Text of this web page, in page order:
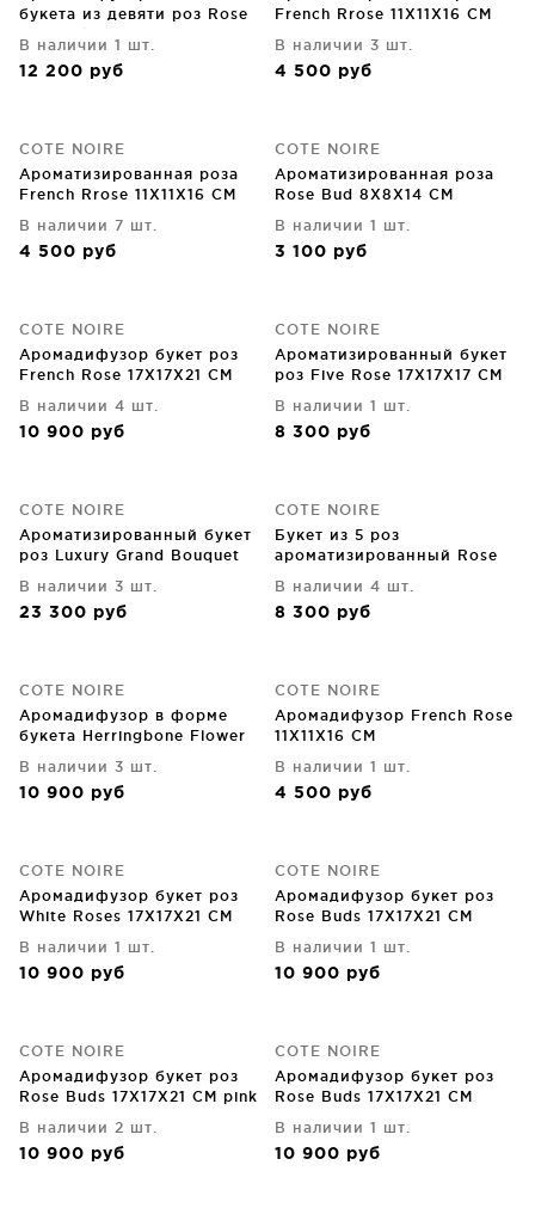
букета из девяти роз Rose
Bud Pink Blush 11X11X16 CM
В наличии 1 шт.
12 200 руб
French Rrose 11X11X16 CM
В наличии 3 шт.
4 500 руб
COTE NOIRE
Ароматизированная роза
French Rrose 11X11X16 CM
В наличии 7 шт.
4 500 руб
COTE NOIRE
Ароматизированная роза
Rose Bud 8X8X14 CM
В наличии 1 шт.
3 100 руб
COTE NOIRE
Аромадифузор букет роз
French Rose 17X17X21 CM
В наличии 4 шт.
10 900 руб
COTE NOIRE
Ароматизированный букет
роз Five Rose 17X17X17 CM
В наличии 1 шт.
8 300 руб
COTE NOIRE
Ароматизированный букет
роз Luxury Grand Bouquet
В наличии 3 шт.
23 300 руб
COTE NOIRE
Букет из 5 роз
ароматизированный Rose
В наличии 4 шт.
8 300 руб
COTE NOIRE
Аромадифузор в форме
букета Herringbone Flower
В наличии 3 шт.
10 900 руб
COTE NOIRE
Аромадифузор French Rose
11X11X16 CM
В наличии 1 шт.
4 500 руб
COTE NOIRE
Аромадифузор букет роз
White Roses 17X17X21 CM
В наличии 1 шт.
10 900 руб
COTE NOIRE
Аромадифузор букет роз
Rose Buds 17X17X21 CM
В наличии 1 шт.
10 900 руб
COTE NOIRE
Аромадифузор букет роз
Rose Buds 17X17X21 CM pink
В наличии 2 шт.
10 900 руб
COTE NOIRE
Аромадифузор букет роз
Rose Buds 17X17X21 CM
В наличии 1 шт.
10 900 руб